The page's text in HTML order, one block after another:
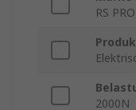
RS PRO
2000N